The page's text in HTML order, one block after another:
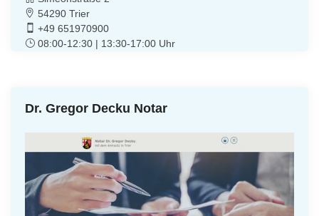
54290 Trier
+49 651970900
08:00-12:30 | 13:30-17:00 Uhr
Dr. Gregor Decku Notar